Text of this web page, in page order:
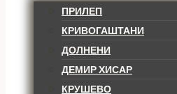
ПРИЛЕП
КРИВОГАШТАНИ
ДОЛНЕНИ
ДЕМИР ХИСАР
КРУШЕВО